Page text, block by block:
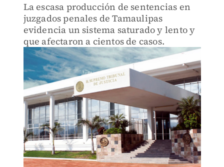
La escasa producción de sentencias en
juzgados penales de Tamaulipas
evidencia un sistema saturado y lento y
que afectaron a cientos de casos.